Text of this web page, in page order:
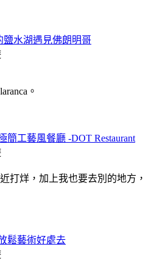
鹽水湖遇見佛朗明哥
。
工藝風餐廳 -DOT Restaurant
打烊，加上我也要去別的地方，
鬆藝術好處去